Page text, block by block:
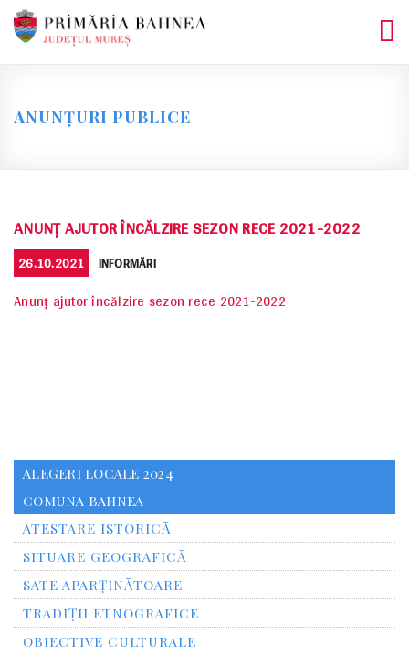
Skip
ANUNȚURI PUBLICE
ANUNȚ AJUTOR ÎNCĂLZIRE SEZON RECE 2021-2022
POSTED
ON
26.10.2021 CATEGORIES
INFORMĂRI
Anunț ajutor încălzire sezon rece 2021-2022
ALEGERI LOCALE 2024
COMUNA BAHNEA
ATESTARE ISTORICĂ
SITUARE GEOGRAFICĂ
SATE APARȚINĂTOARE
TRADIȚII ETNOGRAFICE
OBIECTIVE CULTURALE